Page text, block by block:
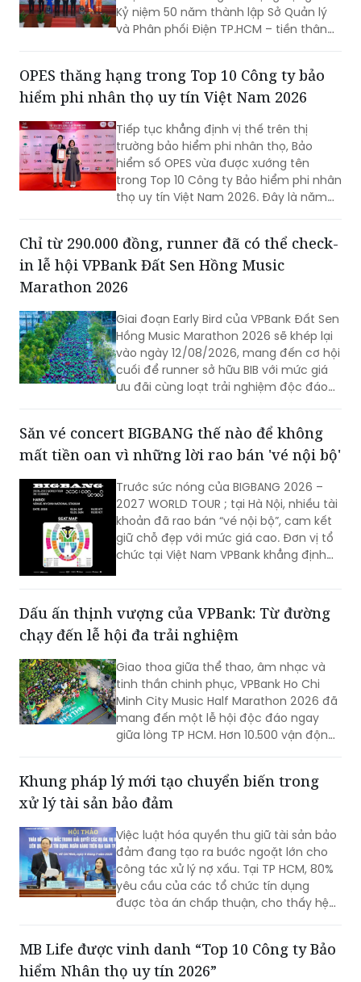
Kỷ niệm 50 năm thành lập Sở Quản lý
và Phân phối Điện TP.HCM – tiền thân
OPES thăng hạng trong Top 10 Công ty bảo
hiểm phi nhân thọ uy tín Việt Nam 2026
Tiếp tục khẳng định vị thế trên thị
trường bảo hiểm phi nhân thọ, Bảo
hiểm số OPES vừa được xướng tên
trong Top 10 Công ty Bảo hiểm phi nhân
thọ uy tín Việt Nam 2026. Đây là năm
Report phối hợp cùng Báo VietnamNet
công bố, đồng thời thăng một bậc lên
vị trí thứ 8.
Chỉ từ 290.000 đồng, runner đã có thể check-
in lễ hội VPBank Đất Sen Hồng Music
Marathon 2026
Giai đoạn Early Bird của VPBank Đất Sen
Hồng Music Marathon 2026 sẽ khép lại
vào ngày 12/08/2026, mang đến cơ hội
cuối để runner sở hữu BIB với mức giá
ưu đãi cùng loạt trải nghiệm độc đáo
nhất miền Tây vào tháng 10 tới.
Săn vé concert BIGBANG thế nào để không
mất tiền oan vì những lời rao bán 'vé nội bộ'
Trước sức nóng của BIGBANG 2026 –
2027 WORLD TOUR ; tại Hà Nội, nhiều tài
khoản đã rao bán “vé nội bộ”, cam kết
giữ chỗ đẹp với mức giá cao. Đơn vị tổ
chức tại Việt Nam VPBank khẳng định
phối qua CTicket, không tồn tại nguồn
vé nội bộ bán riêng như quảng cáo.
Dấu ấn thịnh vượng của VPBank: Từ đường
chạy đến lễ hội đa trải nghiệm
Giao thoa giữa thể thao, âm nhạc và
tinh thần chinh phục, VPBank Ho Chi
Minh City Music Half Marathon 2026 đã
mang đến một lễ hội độc đáo ngay
giữa lòng TP HCM. Hơn 10.500 vận động
60 hạng mục giải thưởng được vinh
danh và 100 triệu đồng gửi trao cho Quỹ
hành trình lan tỏa giá trị thịnh vượng
bền vững cho cộng đồng.
Khung pháp lý mới tạo chuyển biến trong
xử lý tài sản bảo đảm
Việc luật hóa quyền thu giữ tài sản bảo
đảm đang tạo ra bước ngoặt lớn cho
công tác xử lý nợ xấu. Tại TP HCM, 80%
yêu cầu của các tổ chức tín dụng
được tòa án chấp thuận, cho thấy hệ
danh.
MB Life được vinh danh “Top 10 Công ty Bảo
hiểm Nhân thọ uy tín 2026”